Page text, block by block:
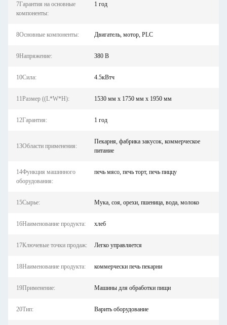
7Гарантия на основные
компоненты:
1 год
8Основные компоненты: Двигатель, мотор, PLC
9Напряжение: 380 В
10Сила: 4.5кВтч
11Размер ((L*W*H): 1530 мм х 1750 мм х 1950 мм
12Гарантия: 1 год
13Области применения:
Пекарня, фабрика закусок, коммерческое
питание
14Функция машинного
оборудования:
печь мясо, печь торт, печь пиццу
15Сырье: Мука, соя, орехи, пшеница, вода, молоко
16Наименование продукта: хлеб
17Ключевые точки продаж: Легко управляется
18Наименование продукта: коммерчески печь пекарни
19Применение: Машины для обработки пищи
20Тип: Варить оборудование